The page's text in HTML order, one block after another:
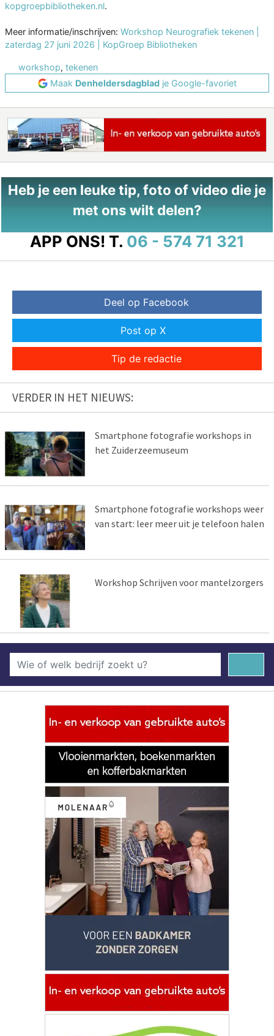
kopgroepbibliotheken.nl.
Meer informatie/inschrijven: Workshop Neurografiek tekenen |
zaterdag 27 juni 2026 | KopGroep Bibliotheken
workshop, tekenen
Maak Denheldersdagbladje Google-favoriet
Heb je een leuke tip, foto of video die je
met ons wilt delen?
APP ONS! T. 06 - 574 71 321
Deel op Facebook
Post op X
Tip de redactie
VERDER IN HET NIEUWS:
Smartphone fotografie workshops in
het Zuiderzeemuseum
Smartphone fotografie workshops weer
van start: leer meer uit je telefoon halen
Workshop Schrijven voor mantelzorgers